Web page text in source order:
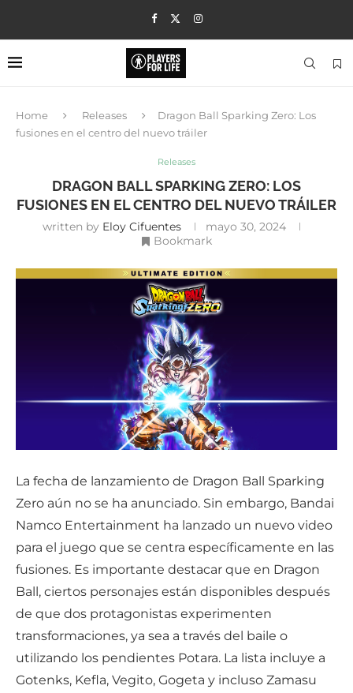
Home Releases
Dragon Ball Sparking Zero: Los
fusiones en el centro del nuevo tráiler
Releases
DRAGON BALL SPARKING ZERO: LOS
FUSIONES EN EL CENTRO DEL NUEVO TRÁILER
written by Eloy Cifuentes
mayo 30, 2024
Bookmark
La fecha de lanzamiento de Dragon Ball Sparking
Zero aún no se ha anunciado. Sin embargo, Bandai
Namco Entertainment ha lanzado un nuevo video
para el juego que se centra específicamente en las
fusiones. Es importante destacar que en Dragon
Ball, ciertos personajes están disponibles después
de que dos protagonistas experimenten
transformaciones, ya sea a través del baile o
utilizando los pendientes Potara. La lista incluye a
Gotenks, Kefla, Vegito, Gogeta y incluso Zamasu